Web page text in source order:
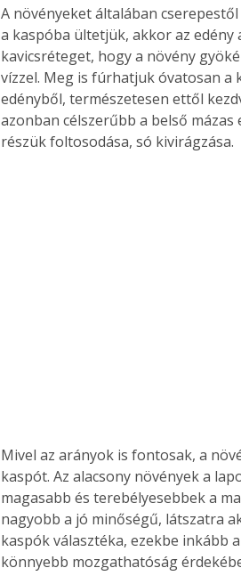
A növényeket általában
a kaspóba ültetjük, akkor az
kavicsréteget, hogy a növény
vízzel. Meg is fúrhatjuk óvatosan a
edényből, természetesen ettől
azonban célszerűbb a belső
részük foltosodása, só kivirágzása.
Mivel az arányok is fontosak, a
kaspót. Az alacsony növények a
magasabb és terebélyesebbek a
nagyobb a jó minőségű, látszatra
kaspók választéka, ezekbe inkább
könnyebb mozgathatóság